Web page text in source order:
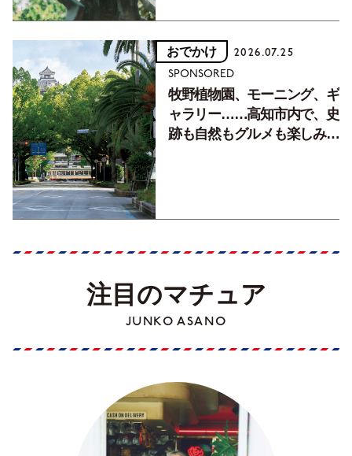
おでかけ 2026.07.25
SPONSORED
牧野植物園、モーニング、ギ
ャラリー……高知市内で、史
跡も自然もグルメも楽しみ尽
注目のマチュア
JUNKO ASANO